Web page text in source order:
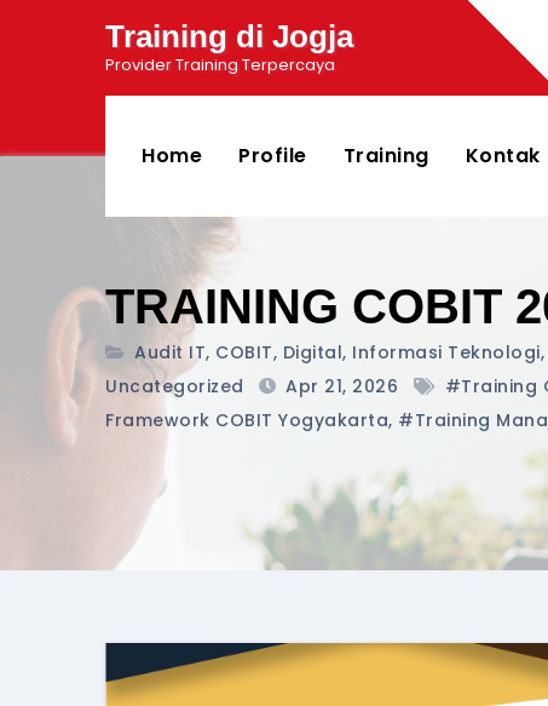
Training di Jogja
Provider Training Terpercaya
Home Profile Training Kontak
TRAINING COBIT
Audit IT, COBIT, Digital, Informasi Teknologi,
Uncategorized
Apr 21, 2026 #training
Framework COBIT Yogyakarta, #training